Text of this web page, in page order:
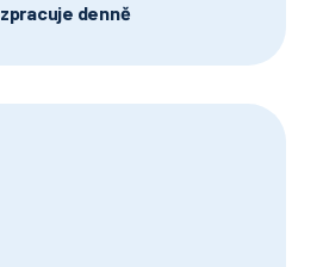
denně